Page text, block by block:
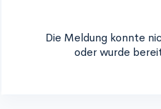
Die Meldung konnte
oder wurde